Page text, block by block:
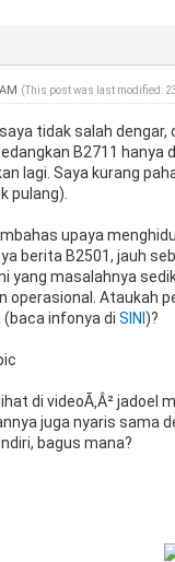
(This post was last modified:
saya tidak salah
B2711
lagi. Saya kurang
pulang).
upaya
berita B2501, jauh
yang masalahnya
operasional. Ataukah
infonya di SINI )?
di videoÃ‚Â²
juga nyaris sama
bagus mana?